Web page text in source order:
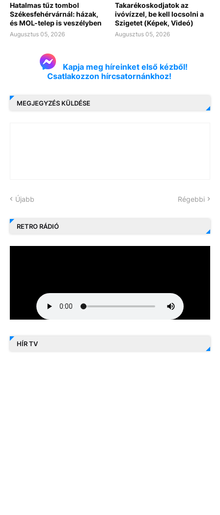
Hatalmas tűz tombol
Székesfehérvárnál: házak,
és MOL-telep is veszélyben
Augusztus 05, 2026
Takarékoskodjatok az
ivóvízzel, be kell locsolni a
Szigetet (Képek, Videó)
Augusztus 05, 2026
Kapja meg híreinket első kézből!
Csatlakozzon hírcsatornánkhoz!
MEGJEGYZÉS KÜLDÉSE
Újabb Régebbi
RETRO RÁDIÓ
HÍR TV